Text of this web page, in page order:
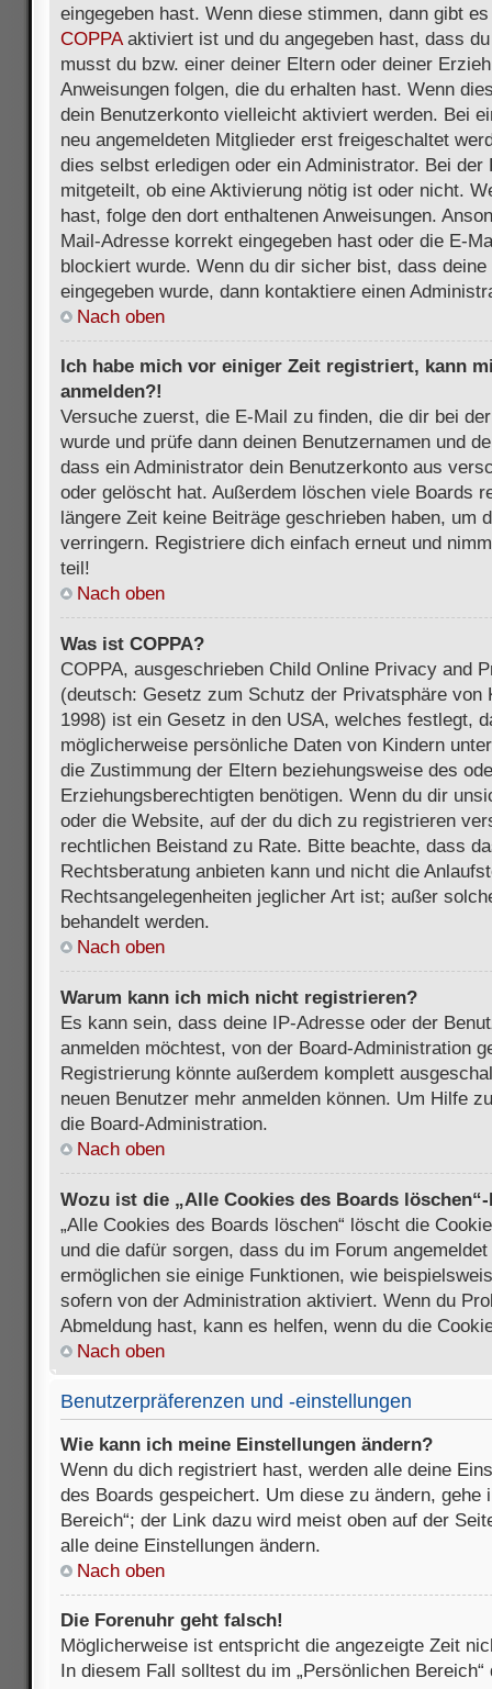
eingegeben hast. Wenn diese stimmen, dann gibt
COPPAaktiviert ist und du angegeben hast, dass
musst du bzw. einer deiner Eltern oder deiner
Anweisungen folgen, die du erhalten hast. Wenn
dein Benutzerkonto vielleicht aktiviert werden. Bei
neu angemeldeten Mitglieder erst freigeschaltet
dies selbst erledigen oder ein Administrator. Bei der
mitgeteilt, ob eine Aktivierung nötig ist oder nicht.
hast, folge den dort enthaltenen Anweisungen.
Mail-Adresse korrekt eingegeben hast oder die E-
blockiert wurde. Wenn du dir sicher bist, dass
eingegeben wurde, dann kontaktiere einen
Nach oben
Ich habe mich vor einiger Zeit registriert, kann
anmelden?!
Versuche zuerst, die E-Mail zu finden, die dir bei
wurde und prüfe dann deinen Benutzernamen und
dass ein Administrator dein Benutzerkonto aus
oder gelöscht hat. Außerdem löschen viele Boards
längere Zeit keine Beiträge geschrieben haben, um
verringern. Registriere dich einfach erneut und
teil!
Nach oben
Was ist COPPA?
COPPA, ausgeschrieben Child Online Privacy and
(deutsch: Gesetz zum Schutz der Privatsphäre von
1998) ist ein Gesetz in den USA, welches festlegt,
möglicherweise persönliche Daten von Kindern
die Zustimmung der Eltern beziehungsweise des
Erziehungsberechtigten benötigen. Wenn du dir
oder die Website, auf der du dich zu registrieren
rechtlichen Beistand zu Rate. Bitte beachte, dass
Rechtsberatung anbieten kann und nicht die
Rechtsangelegenheiten jeglicher Art ist; außer
behandelt werden.
Nach oben
Warum kann ich mich nicht registrieren?
Es kann sein, dass deine IP-Adresse oder der
anmelden möchtest, von der Board-Administration
Registrierung könnte außerdem komplett
neuen Benutzer mehr anmelden können. Um Hilfe
die Board-Administration.
Nach oben
Wozu ist die „Alle Cookies des Boards
„Alle Cookies des Boards löschen“ löscht die
und die dafür sorgen, dass du im Forum
ermöglichen sie einige Funktionen, wie
sofern von der Administration aktiviert. Wenn du
Abmeldung hast, kann es helfen, wenn du die
Nach oben
Benutzerpräferenzen und -einstellungen
Wie kann ich meine Einstellungen ändern?
Wenn du dich registriert hast, werden alle deine
des Boards gespeichert. Um diese zu ändern, gehe
Bereich“; der Link dazu wird meist oben auf der
alle deine Einstellungen ändern.
Nach oben
Die Forenuhr geht falsch!
Möglicherweise ist entspricht die angezeigte Zeit
In diesem Fall solltest du im „Persönlichen